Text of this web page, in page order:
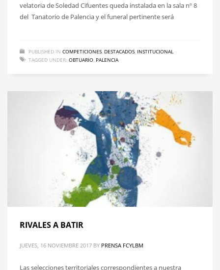
velatoria de Soledad Cifuentes queda instalada en la sala nº 8
del Tanatorio de Palencia y el funeral pertinente será
PUBLISHED IN COMPETICIONES DESTACADOS INSTITUCIONAL
TAGGED UNDER: OBTUARIO PALENCIA
RIVALES A BATIR
JUEVES, 16 NOVIEMBRE 2017 BY PRENSA FCYLBM
Las selecciones territoriales correspondientes a nuestra